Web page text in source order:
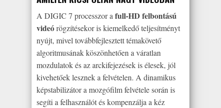
A DIGIC 7 processzor a full-HD felbontású
videórögzítésekor is kiemelkedő teljesítményt
nyújt, mivel továbbfejlesztett témakövető
algoritmusának köszönhetően a váratlan
mozdulatok és az arckifejezések is élesek, jól
kivehetőek lesznek a felvételen. A dinamikus
képstabilizátor a mozgófilm felvétele során is
segíti a felhasználót és kompenzálja a kéz